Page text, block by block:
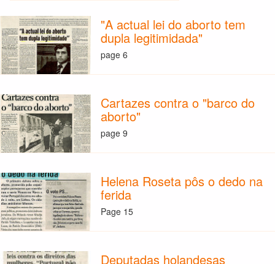
"A actual lei do aborto tem
dupla legitimidada"
page 6
Cartazes contra o "barco do
aborto"
page 9
Helena Roseta pôs o dedo na
ferida
Page 15
Deputadas holandesas